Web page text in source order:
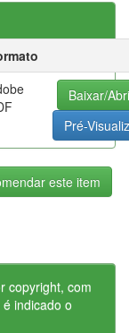
Baixar/
Pré-
este item
copyright, com
indicado o